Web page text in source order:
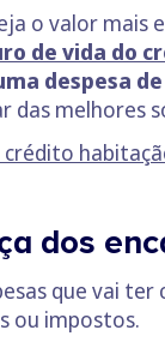
o valor
de vida do
despesa
das melhores
crédito
dos
que vai
ou impostos.